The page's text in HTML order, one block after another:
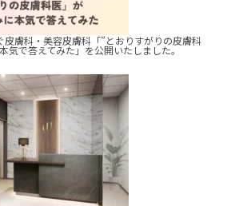
膚科・美容皮膚科「”とおりすがりの皮膚科
気で答えてみた」を公開いたしました。